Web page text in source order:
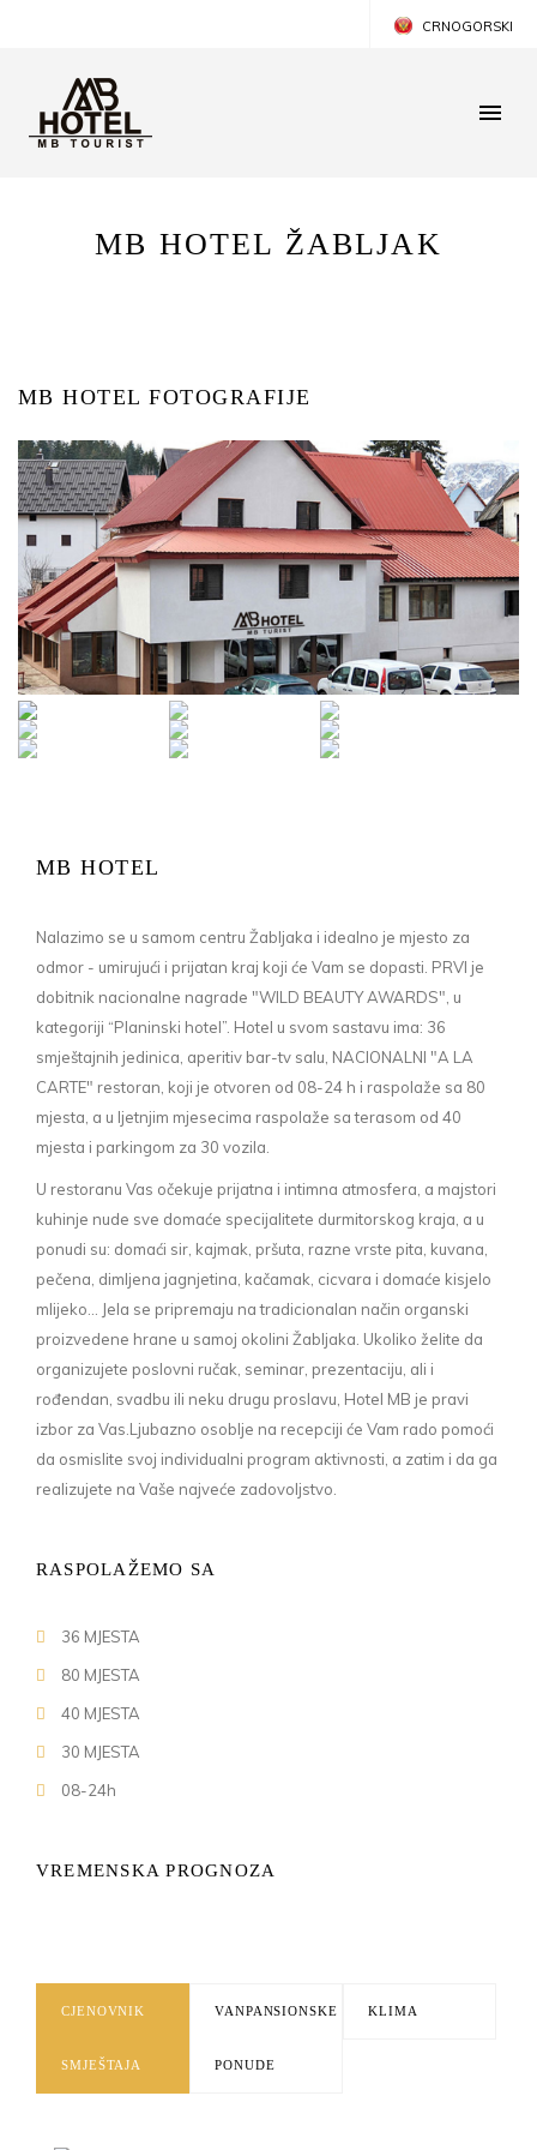
CRNOGORSKI
MB HOTEL ŽABLJAK
MB HOTEL FOTOGRAFIJE
MB HOTEL
Nalazimo se u samom centru Žabljaka i idealno je mjesto za
odmor - umirujući i prijatan kraj koji će Vam se dopasti. PRVI je
dobitnik nacionalne nagrade "WILD BEAUTY AWARDS", u
kategoriji “Planinski hotel”. Hotel u svom sastavu ima: 36
smještajnih jedinica, aperitiv bar-tv salu, NACIONALNI "A LA
CARTE" restoran, koji je otvoren od 08-24 h i raspolaže sa 80
mjesta, a u ljetnjim mjesecima raspolaže sa terasom od 40
mjesta i parkingom za 30 vozila.
U restoranu Vas očekuje prijatna i intimna atmosfera, a majstori
kuhinje nude sve domaće specijalitete durmitorskog kraja, a u
ponudi su: domaći sir, kajmak, pršuta, razne vrste pita, kuvana,
pečena, dimljena jagnjetina, kačamak, cicvara i domaće kisjelo
mlijeko... Jela se pripremaju na tradicionalan način organski
proizvedene hrane u samoj okolini Žabljaka. Ukoliko želite da
organizujete poslovni ručak, seminar, prezentaciju, ali i
rođendan, svadbu ili neku drugu proslavu, Hotel MB je pravi
izbor za Vas.Ljubazno osoblje na recepciji će Vam rado pomoći
da osmislite svoj individualni program aktivnosti, a zatim i da ga
realizujete na Vaše najveće zadovoljstvo.
RASPOLAŽEMO SA
36 MJESTA
80 MJESTA
40 MJESTA
30 MJESTA
08-24h
VREMENSKA PROGNOZA
CJENOVNIK
SMJEŠTAJA
VANPANSIONSKE
PONUDE
KLIMA